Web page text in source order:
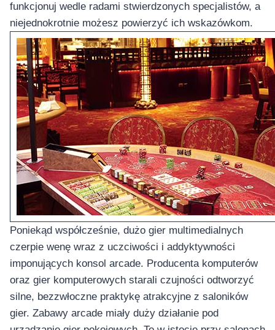
funkcjonuj wedle radami stwierdzonych specjalistów, a
niejednokrotnie możesz powierzyć ich wskazówkom.
Poniekąd współcześnie, dużo gier multimedialnych
czerpie wenę wraz z uczciwości i addyktywności
imponujących konsol arcade. Producenta komputerów
oraz gier komputerowych starali czujności odtworzyć
silne, bezzwłoczne praktykę atrakcyjne z saloników
gier. Zabawy arcade miały duży działanie pod